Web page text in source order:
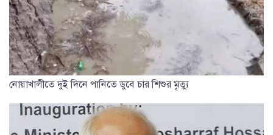
নোয়াখালীতে দুই দিনে পানিতে ডুবে চার শিশুর মৃত্যু